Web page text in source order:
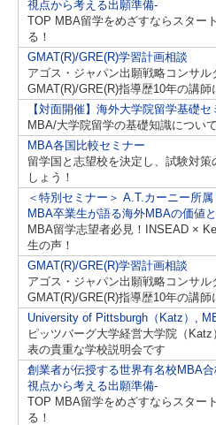
視点から考える出願準備-
TOP MBA留学をめざすならスター
る！
GMAT(R)/GRE(R)学習計画相談
アゴス・ジャパン出願戦略コンサル
GMAT(R)/GRE(R)指導歴10年の講
【対面開催】海外大学院留学基礎セ
MBA/大学院留学の基礎知識につい
MBA各国比較セミナー
留学国と志望校を決定し、試験対策
しょう！
＜特別セミナー＞ A.T.カーニー所
MBA卒業生が語る海外MBAの価値
MBA留学志望者必見！INSEAD ×
生の声！
GMAT(R)/GRE(R)学習計画相談
アゴス・ジャパン出願戦略コンサル
GMAT(R)/GRE(R)指導歴10年の講
University of Pittsburgh（Katz）,
ピッツバーグ大学経営大学院（
表の貴重な学校説明会です
創業者が伝授する世界有名校MBA
視点から考える出願準備-
TOP MBA留学をめざすならスター
る！